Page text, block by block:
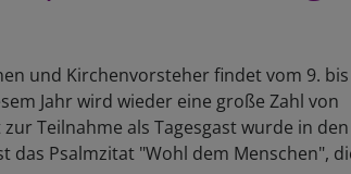
und Kirchenvorsteher findet vom 9. bis
Jahr wird wieder eine große Zahl von
Teilnahme als Tagesgast wurde in
das Psalmzitat "Wohl dem Menschen",